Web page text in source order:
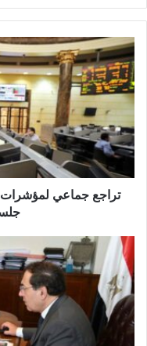
تراجع
جماعي
لمؤشرات
البورصة
المصرية
بمستهل
تعاملات
جلسة
نهاية
الأسبوع
تراجع جماعي لمؤشرات
اجتماع
اللجنة
العليا
للمشروعات
بقطاع
البترول